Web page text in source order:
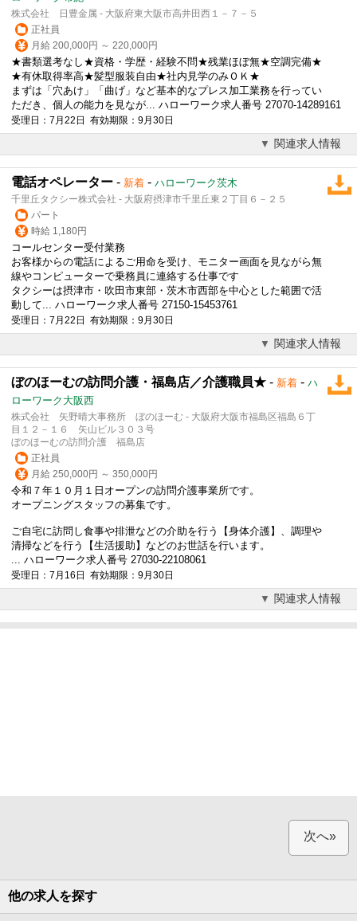
株式会社 日豊金属 - 大阪府東大阪市高井田西１－７－５
正社員
月給 200,000円 ～ 220,000円
★書類選考なし★資格・学歴・経験不問★残業ほぼ無★空調完備★
★有休取得率高★髪型服装自由★社内見学のみＯＫ★
まずは「穴あけ」「曲げ」など基本的なプレス加工業務を行ってい
ただき、個人の能力を見なが... ハローワーク求人番号 27070-14289161
受理日：7月22日 有効期限：9月30日
関連求人情報
電話オペレーター - 新着 - ハローワーク茨木
千里丘タクシー株式会社 - 大阪府摂津市千里丘東２丁目６－２５
パート
時給 1,180円
コールセンター受付業務
お客様からの電話によるご用命を受け、モニター画面を見ながら無
線やコンピューターで乗務員に連絡する仕事です
タクシーは摂津市・吹田市東部・茨木市西部を中心とした範囲で活
動して... ハローワーク求人番号 27150-15453761
受理日：7月22日 有効期限：9月30日
関連求人情報
ぼのほーむの訪問介護・福島店／介護職員★ - 新着 - ハ
ローワーク大阪西
株式会社 矢野晴大事務所 ぼのほーむ - 大阪府大阪市福島区福島６丁
目１２－１６ 矢山ビル３０３号
ぼのほーむの訪問介護 福島店
正社員
月給 250,000円 ～ 350,000円
令和７年１０月１日オープンの訪問介護事業所です。
オープニングスタッフの募集です。
ご自宅に訪問し食事や排泄などの介助を行う【身体介護】、調理や
清掃などを行う【生活援助】などのお世話を行います。
... ハローワーク求人番号 27030-22108061
受理日：7月16日 有効期限：9月30日
関連求人情報
次へ»
他の求人を探す